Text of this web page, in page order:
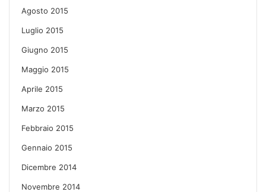
Agosto 2015
Luglio 2015
Giugno 2015
Maggio 2015
Aprile 2015
Marzo 2015
Febbraio 2015
Gennaio 2015
Dicembre 2014
Novembre 2014